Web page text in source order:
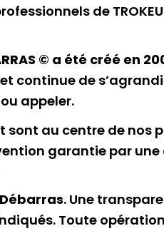
de
© a été créé en
continue de
appeler.
au centre de nos
garantie par
. Une
Toute